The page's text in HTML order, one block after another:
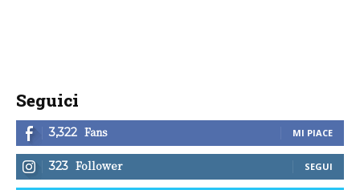
Seguici
3,322 Fans MI PIACE
323 Follower SEGUI